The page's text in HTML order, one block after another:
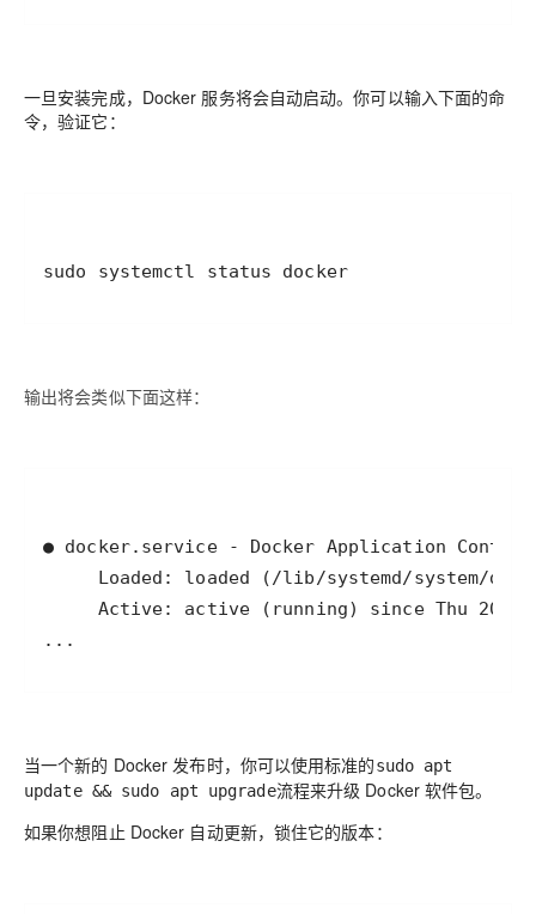
一旦安装完成，Docker 服务将会自动启动。你可以输入下面的命
令，验证它：
sudo systemctl status docker
输出将会类似下面这样：
...
当一个新的 Docker 发布时，你可以使用标准的sudo apt
update && sudo apt upgrade流程来升级 Docker 软件包。
如果你想阻止 Docker 自动更新，锁住它的版本：